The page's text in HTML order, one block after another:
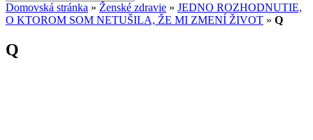
Domovská stránka » Ženské zdravie » JEDNO ROZHODNUTIE,
O KTOROM SOM NETUŠILA, ŽE MI ZMENÍ ŽIVOT » Q
Q